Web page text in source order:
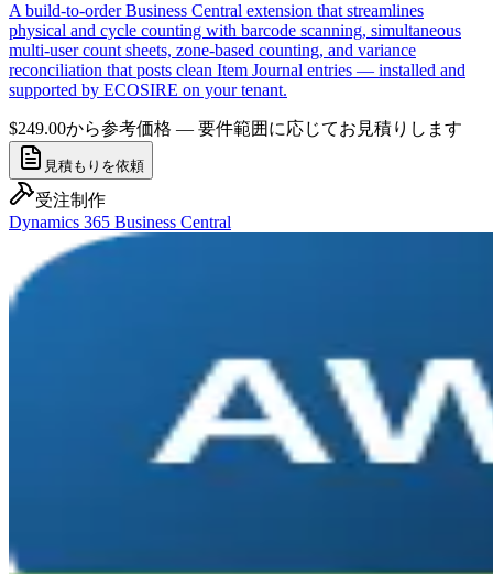
A build-to-order Business Central extension that streamlines
physical and cycle counting with barcode scanning, simultaneous
multi-user count sheets, zone-based counting, and variance
reconciliation that posts clean Item Journal entries — installed and
supported by ECOSIRE on your tenant.
$249.00から参考価格 — 要件範囲に応じてお見積りします
見積もりを依頼
受注制作
Dynamics 365 Business Central